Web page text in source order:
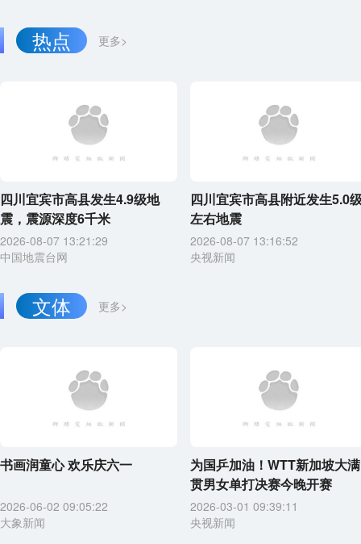
更多>
热点
四川宜宾市高县发生4.9级地
震，震源深度6千米
2026-08-07 13:21:29
中国地震台网
四川宜宾市高县附近发生5.0
左右地震
2026-08-07 13:16:52
央视新闻
更多>
文体
书画润童心 欢乐庆六一
2026-06-02 09:05:22
大象新闻
为国乒加油！WTT新加坡大满
贯男女单打决赛今晚开赛
2026-03-01 09:39:11
央视新闻